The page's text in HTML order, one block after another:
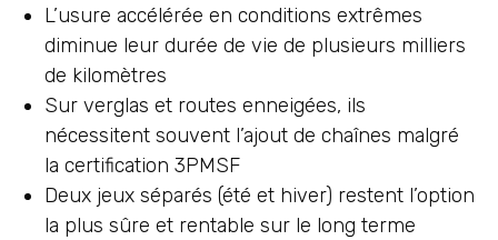
L’usure accélérée en conditions extrêmes
diminue leur durée de vie de plusieurs milliers
de kilomètres
Sur verglas et routes enneigées, ils
nécessitent souvent l’ajout de chaînes malgré
la certification 3PMSF
Deux jeux séparés (été et hiver) restent l’option
la plus sûre et rentable sur le long terme